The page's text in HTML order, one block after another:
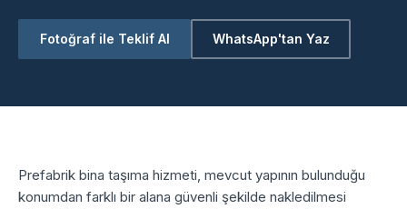
Fotoğraf ile Teklif Al WhatsApp'tan Yaz
Prefabrik bina taşıma hizmeti, mevcut yapının bulunduğu
konumdan farklı bir alana güvenli şekilde nakledilmesi